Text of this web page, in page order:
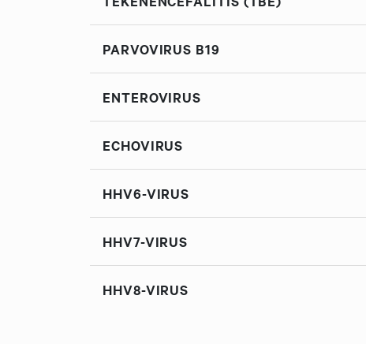
PARVOVIRUS B19
ENTEROVIRUS
ECHOVIRUS
HHV6-VIRUS
HHV7-VIRUS
HHV8-VIRUS